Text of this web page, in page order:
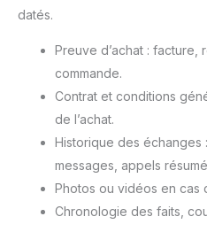
datés.
Preuve d’achat : facture,
commande.
Contrat et conditions
de l’achat.
Historique des échanges
messages, appels
Photos ou vidéos en cas
Chronologie des faits,